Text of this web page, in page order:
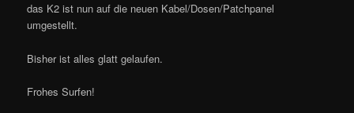
das K2 ist nun auf die neuen Kabel/Dosen/Patchpanel
umgestellt.
Bisher ist alles glatt gelaufen.
Frohes Surfen!